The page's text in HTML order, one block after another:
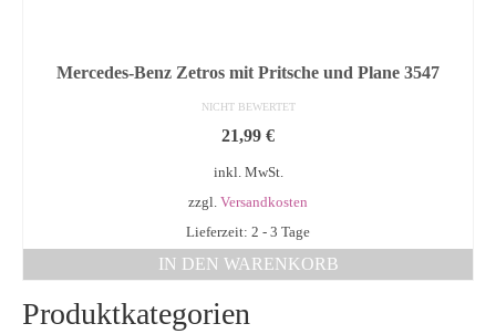
Mercedes-Benz Zetros mit Pritsche und Plane 3547
NICHT BEWERTET
21,99 €
inkl. MwSt.
zzgl. Versandkosten
Lieferzeit: 2 - 3 Tage
IN DEN WARENKORB
Produktkategorien